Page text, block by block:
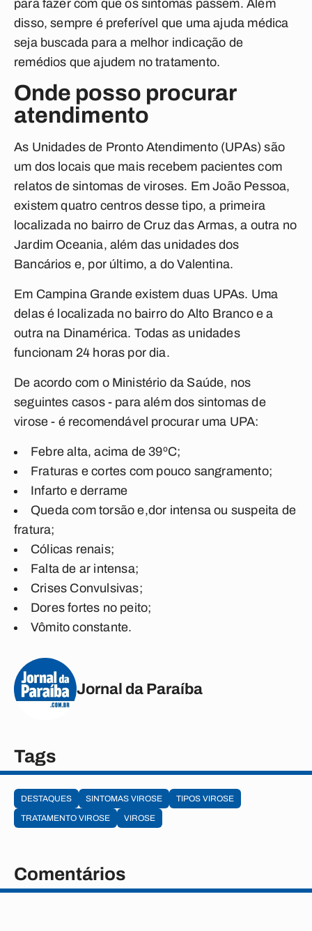
para fazer com que os sintomas passem. Além
disso, sempre é preferível que uma ajuda médica
seja buscada para a melhor indicação de
remédios que ajudem no tratamento.
Onde posso procurar
atendimento
As Unidades de Pronto Atendimento (UPAs) são
um dos locais que mais recebem pacientes com
relatos de sintomas de viroses. Em João Pessoa,
existem quatro centros desse tipo, a primeira
localizada no bairro de Cruz das Armas, a outra no
Jardim Oceania, além das unidades dos
Bancários e, por último, a do Valentina.
Em Campina Grande existem duas UPAs. Uma
delas é localizada no bairro do Alto Branco e a
outra na Dinamérica. Todas as unidades
funcionam 24 horas por dia.
De acordo com o Ministério da Saúde, nos
seguintes casos - para além dos sintomas de
virose - é recomendável procurar uma UPA:
Febre alta, acima de 39ºC;
Fraturas e cortes com pouco sangramento;
Infarto e derrame
Queda com torsão e,dor intensa ou suspeita de
fratura;
Cólicas renais;
Falta de ar intensa;
Crises Convulsivas;
Dores fortes no peito;
Vômito constante.
Jornal da Paraíba
Tags
DESTAQUES SINTOMAS VIROSE
TIPOS VIROSE
TRATAMENTO VIROSE
VIROSE
Comentários